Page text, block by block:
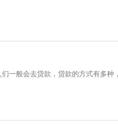
般会去贷款，贷款的方式有多种